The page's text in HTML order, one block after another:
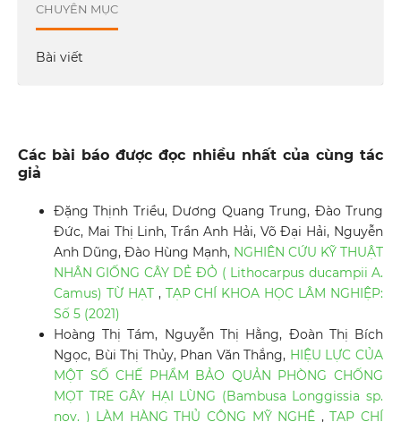
CHUYÊN MỤC
Bài viết
Các bài báo được đọc nhiều nhất của cùng tác
giả
Đặng Thịnh Triều, Dương Quang Trung, Đào Trung
Đức, Mai Thị Linh, Trần Anh Hải, Võ Đại Hải, Nguyễn
Anh Dũng, Đào Hùng Mạnh, NGHIÊN CỨU KỸ THUẬT
NHÂN GIỐNG CÂY DẺ ĐỎ ( Lithocarpus ducampii A.
Camus) TỪ HẠT , TẠP CHÍ KHOA HỌC LÂM NGHIỆP:
Số 5 (2021)
Hoàng Thị Tám, Nguyễn Thị Hằng, Đoàn Thị Bích
Ngọc, Bùi Thị Thủy, Phan Văn Thắng, HIỆU LỰC CỦA
MỘT SỐ CHẾ PHẨM BẢO QUẢN PHÒNG CHỐNG
MỌT TRE GÂY HẠI LÙNG (Bambusa Longgissia sp.
nov. ) LÀM HÀNG THỦ CÔNG MỸ NGHỆ ,TẠP CHÍ